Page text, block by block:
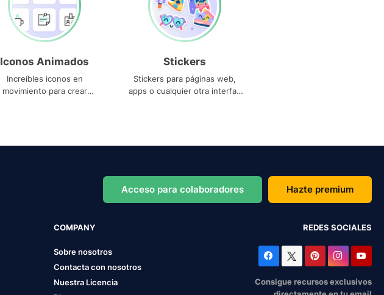
Iconos Animados
Increíbles iconos en
movimiento para crear
Stickers
Stickers para páginas web,
apps o cualquier otra interfaz
Acceso para colaboradores Hazte premium
COMPANY
Sobre nosotros
Contacta con nosotros
Nuestra Licencia
REDES SOCIALES
Consigue recursos exclusivos